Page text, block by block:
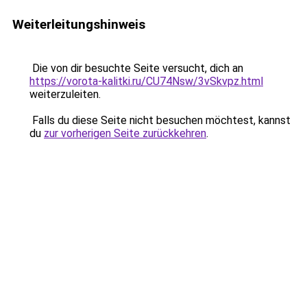
Weiterleitungshinweis
Die von dir besuchte Seite versucht, dich an
https://vorota-kalitki.ru/CU74Nsw/3vSkvpz.html
weiterzuleiten.
Falls du diese Seite nicht besuchen möchtest, kannst
du zur vorherigen Seite zurückkehren.